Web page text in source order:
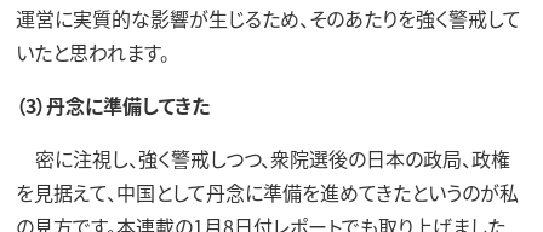
運営に実質的な影響が生じるため、そのあたりを強く警戒して
いたと思われます。
（3）丹念に準備してきた
密に注視し、強く警戒しつつ、衆院選後の日本の政局、政権
を見据えて、中国として丹念に準備を進めてきたというのが私
の見方です。本連載の1月8日付レポートでも取り上げました